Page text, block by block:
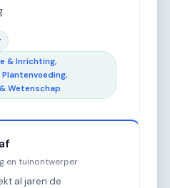
& Inrichting,
Wetenschap
en tuinontwerper
al jaren de